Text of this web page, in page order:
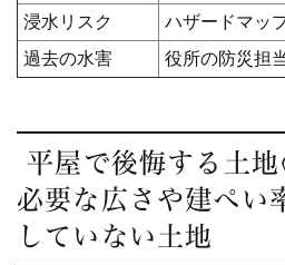
浸水リスク
ハザードマッ
過去の水害
役所の防災担
平屋で後悔する土
必要な広さや建ぺい
していない土地